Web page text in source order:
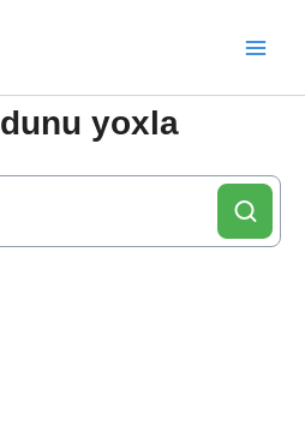
yoxla